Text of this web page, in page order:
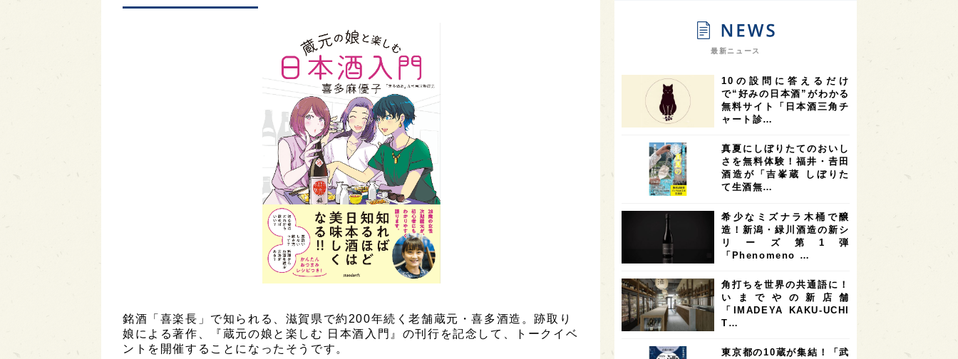
銘酒「喜楽長」で知られる、滋賀県で約200年続く老舗蔵元・喜多酒造。跡取り
娘による著作、『蔵元の娘と楽しむ 日本酒入門』の刊行を記念して、トークイベ
ントを開催することになったそうです。
オピニオンリーダーの視点 9
奈良県 滋賀県 7 和歌山県 6
富山県 6 フランス 6 高知県 5 島根県 5
4 アメリカ 4 神奈川県 4
4 三重県 大阪府 3
オーストラリア 台湾 2 アジア 2
SAKEの時代を生きる 静岡県 1 長崎県
全蔵めぐり 1 シンガポール 1 カナダ 1
群馬県 1 熊本県 徳島県
イギリス 1 ノルウェー 1 新宿区 1
最新ニュース
10の設問に答えるだけ
で“好みの日本酒”がわかる
無料サイト「日本酒三角チ
ャート診…
真夏にしぼりたてのおいし
さを無料体験！福井・𠮷田
酒造が「吉峯蔵 しぼりた
て生酒無…
希少なミズナラ木桶で醸
造！新潟・緑川酒造の新シ
リーズ第1弾
「Phenomeno …
角打ちを世界の共通語に！
いまでやの新店舗
「IMADEYA KAKU-UCHI
T…
東京都の10蔵が集結！「武